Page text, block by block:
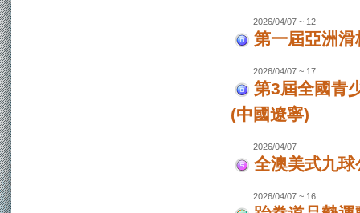
2026/04/07 ~ 12
第一屆亞洲
2026/04/07 ~ 17
第3屆全國青
(中國遼寧)
2026/04/07
全澳美式九球
2026/04/07 ~ 16